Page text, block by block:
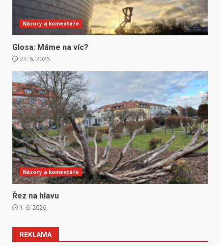
Názory a komentáře
Glosa: Máme na víc?
22. 6. 2026
Názory a komentáře
Řez na hlavu
1. 6. 2026
REKLAMA